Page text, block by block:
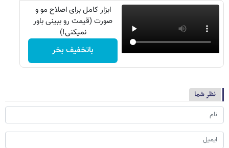
ابزار کامل برای اصلاح مو و
صورت (قیمت رو ببینی باور
نمیکنی!)
باتخفیف بخر
نظر شما